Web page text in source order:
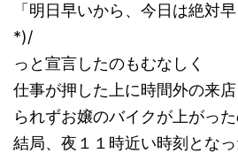
「明日早いから、今日は絶対
*)/
っと宣言したのもむなしく
仕事が押した上に時間外の来
られずお嬢のバイクが上がっ
結局、夜１１時近い時刻とな